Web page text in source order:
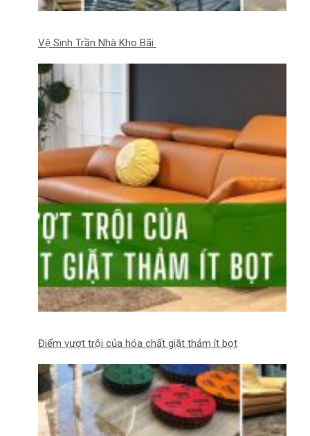
Vệ Sinh Trần Nhà Kho Bãi
Điểm vượt trội của hóa chất giặt thảm ít bọt